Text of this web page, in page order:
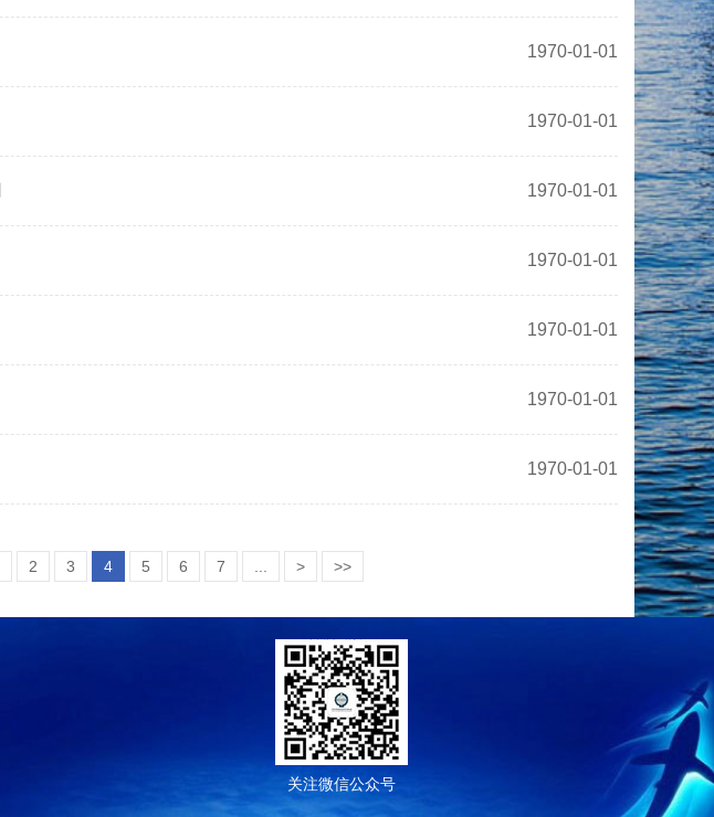
1970-01-01
1970-01-01
1970-01-01
1970-01-01
1970-01-01
1970-01-01
1970-01-01
2 3 4 5 6 7 > >>
关注微信公众号